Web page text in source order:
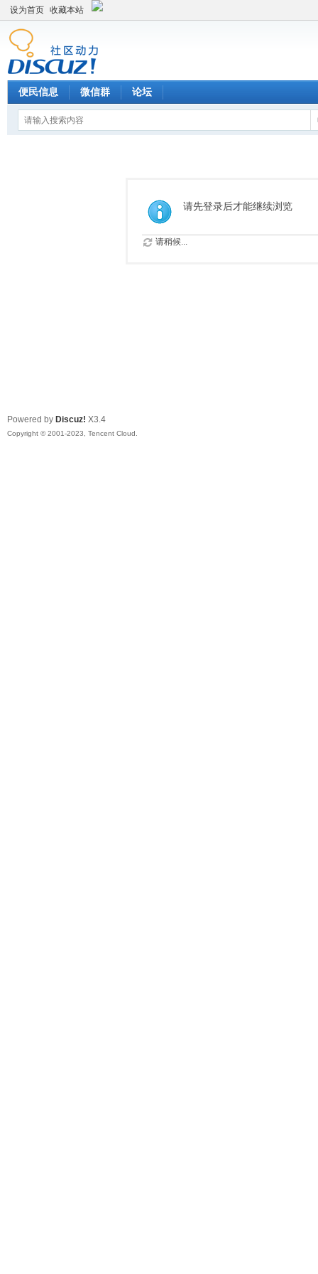
设为首页 收藏本站
便民信息 微信群 论坛
请先登录后才能继续浏览
请稍候...
Powered by Discuz! X3.4
Copyright © 2001-2023, Tencent Cloud.